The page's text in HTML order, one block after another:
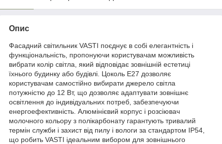
Опис
Фасадний світильник VASTI поєднує в собі елегантність і
функціональність, пропонуючи користувачам можливість
вибрати колір світла, який відповідає зовнішній естетиці
їхнього будинку або будівлі. Цоколь E27 дозволяє
користувачам самостійно вибирати джерело світла
потужністю до 12 Вт, що дозволяє адаптувати зовнішнє
освітлення до індивідуальних потреб, забезпечуючи
енергоефективність. Алюмінієвий корпус і розсіювач
молочного кольору з полікарбонату гарантують тривалий
термін служби і захист від пилу і вологи за стандартом IP54,
що робить VASTI ідеальним вибором для зовнішнього